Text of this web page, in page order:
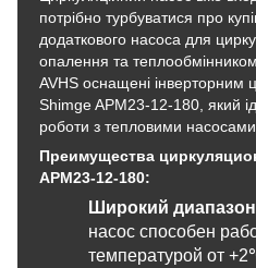
потрібно турбуватися про
додаткового насоса для
опалення та
AVHS оснащені інверторним
Shimge APM23-12-180, який
роботи з тепловими насосами.
Преимущества
APM23-12-180:
Широкий
насос способен
температурой от